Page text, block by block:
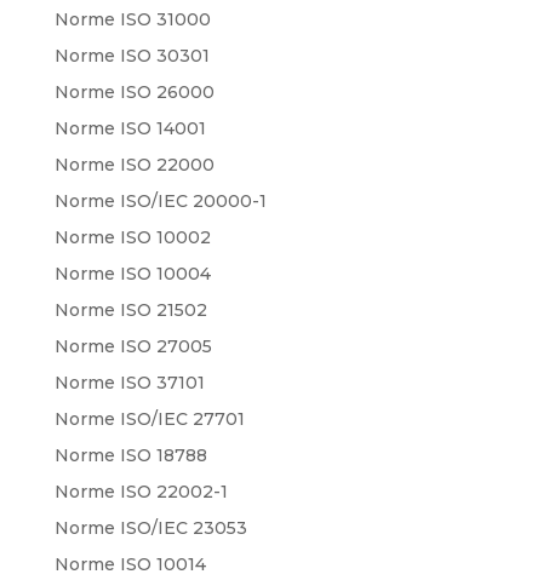
Norme ISO 31000
Norme ISO 30301
Norme ISO 26000
Norme ISO 14001
Norme ISO 22000
Norme ISO/IEC 20000-1
Norme ISO 10002
Norme ISO 10004
Norme ISO 21502
Norme ISO 27005
Norme ISO 37101
Norme ISO/IEC 27701
Norme ISO 18788
Norme ISO 22002-1
Norme ISO/IEC 23053
Norme ISO 10014